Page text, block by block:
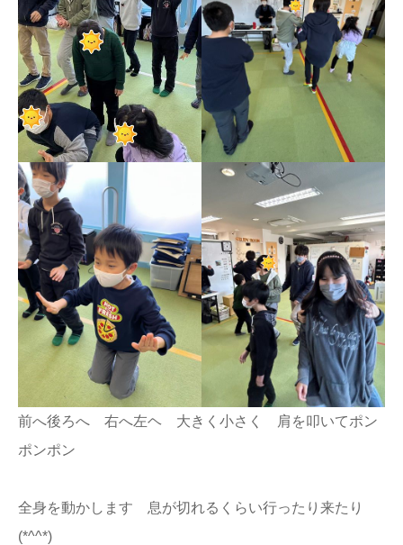
前へ後ろへ 右へ左ヘ 大きく小さく 肩を叩いてポン
ポンポン
全身を動かします 息が切れるくらい行ったり来たり
(*^^*)